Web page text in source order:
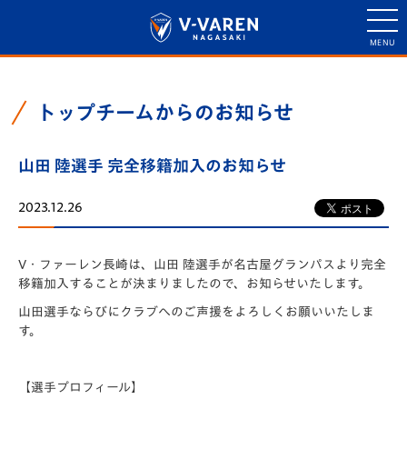
トップチームからのお知らせ
山田 陸選手 完全移籍加入のお知らせ
2023.12.26
V・ファーレン長崎は、山田 陸選手が名古屋グランパスより完全
移籍加入することが決まりましたので、お知らせいたします。
山田選手ならびにクラブへのご声援をよろしくお願いいたしま
す。
【選手プロフィール】